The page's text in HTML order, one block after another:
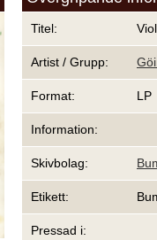
Titel:
Artist / Grupp:
Format: LP
Information:
Skivbolag:
Etikett:
Pressad i: